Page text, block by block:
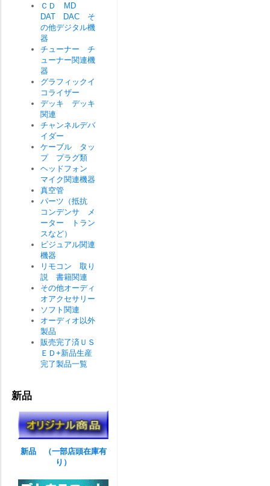
ＣＤ MD
DAT DAC そ
の他デジタル機
器
チューナー チ
ューナー関連機
器
グラフィックイ
コライザー
デッキ デッキ
関連
チャンネルデバ
イダー
ケーブル タッ
プ プラグ類
ヘッドフォン
マイク関連機器
真空管
パーツ（抵抗
コンデンサ メ
ーター トラン
スなど）
ビジュアル関連
機器
リモコン 取り
説 書籍関連
その他オーディ
オアクセサリー
ソフト関連
オーディオ以外
製品
販売完了済ＵＳ
ＥＤ+新品生産
完了製品一覧
新品
新品 （一部店頭在庫有
り）